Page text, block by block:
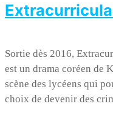
Sortie dès 2016,
est un drama coréen de
scène des lycéens qui
choix de devenir des